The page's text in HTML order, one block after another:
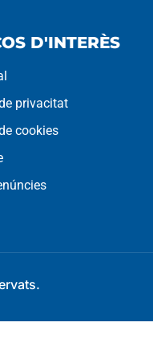
D'INTERÈS
privacitat
cookies